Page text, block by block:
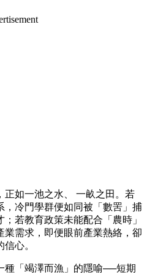
正如一池之水、 一畝之田。若
，冷門學群便如同被「數罟」捕
若教育政策未能配合「農時」
需求，即便眼前產業熱絡，卻
心。
種「竭澤而漁」的隱喻──短期